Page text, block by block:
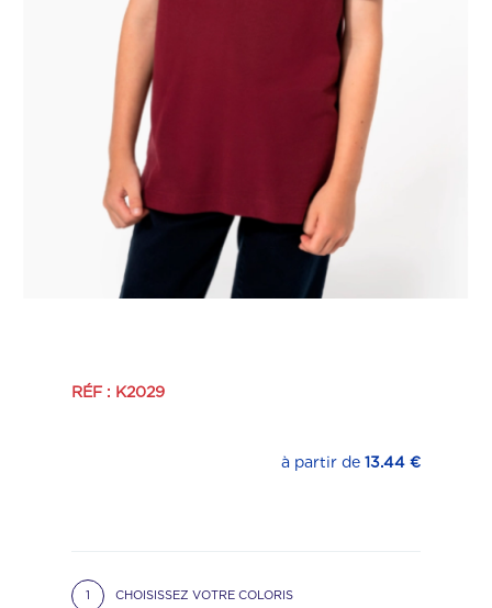
RÉF : K2029
à partir de 13.44 €
1 CHOISISSEZ VOTRE COLORIS